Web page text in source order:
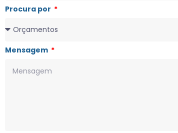
Procura por
Mensagem